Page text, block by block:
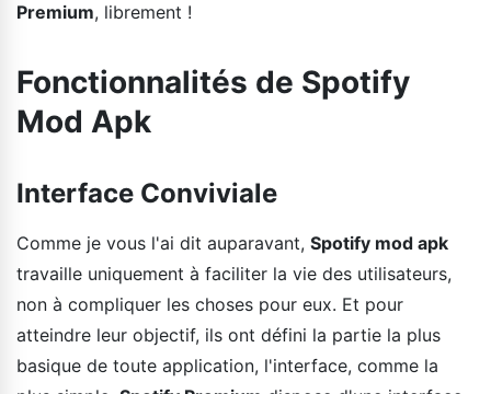
Premium, librement !
Fonctionnalités de Spotify
Mod Apk
Interface Conviviale
Comme je vous l'ai dit auparavant, Spotify mod apk
travaille uniquement à faciliter la vie des utilisateurs,
non à compliquer les choses pour eux. Et pour
atteindre leur objectif, ils ont défini la partie la plus
basique de toute application, l'interface, comme la